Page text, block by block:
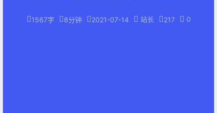
1567字 8分钟 2021-07-14 站长 217 0